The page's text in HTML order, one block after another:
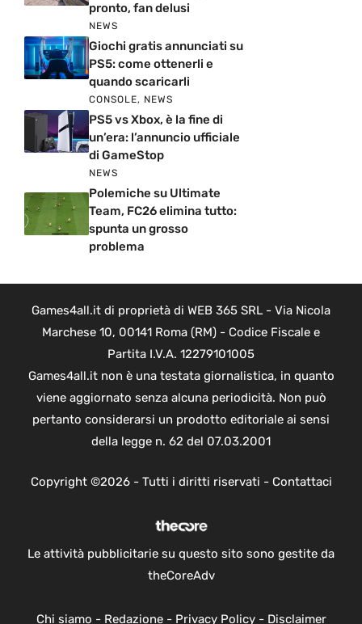
pronto, fan delusi
NEWS
Giochi gratis annunciati su
PS5: come ottenerli e
quando scaricarli
CONSOLE, NEWS
PS5 vs Xbox, è la fine di
un’era: l’annuncio ufficiale
di GameStop
NEWS
Polemiche su Ultimate
Team, FC26 elimina tutto:
spunta un grosso
problema
Games4all.it di proprietà di WEB 365 SRL - Via Nicola
Marchese 10, 00141 Roma (RM) - Codice Fiscale e
Partita I.V.A. 12279101005
Games4all.it non è una testata giornalistica, in quanto
viene aggiornato senza alcuna periodicità. Non può
pertanto considerarsi un prodotto editoriale ai sensi
della legge n. 62 del 07.03.2001
Copyright ©2026 - Tutti i diritti riservati - Contattaci
Le attività pubblicitarie su questo sito sono gestite da
theCoreAdv
Chi siamo - Redazione- Privacy Policy- Disclaimer